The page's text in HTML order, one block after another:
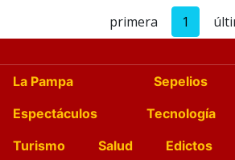
primera 1
La Pampa Sepelios
Espectáculos
Tecnología
Turismo
Salud Edictos